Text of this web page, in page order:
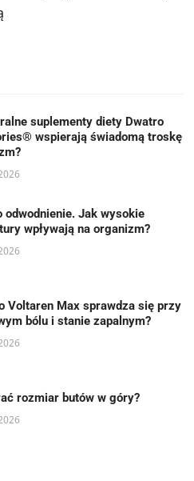
suplementy diety Dwatro
wspierają świadomą troskę
odwodnienie. Jak wysokie
wpływają na organizm?
Voltaren Max sprawdza się przy
bólu i stanie zapalnym?
rozmiar butów w góry?